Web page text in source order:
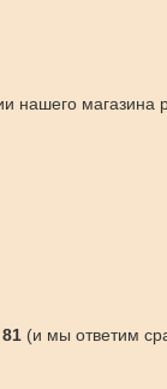
нашего
(и мы ответим